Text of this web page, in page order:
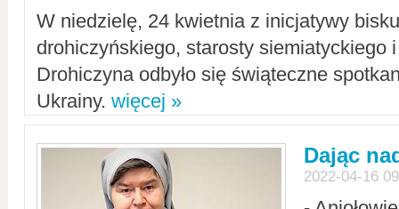
W niedzielę, 24 kwietnia z inicjatywy
drohiczyńskiego, starosty siemiatyckiego
Drohiczyna odbyło się świąteczne
Ukrainy. więcej »
Dając
2022-04-16